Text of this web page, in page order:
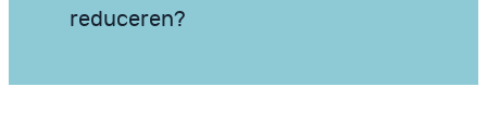
reduceren?